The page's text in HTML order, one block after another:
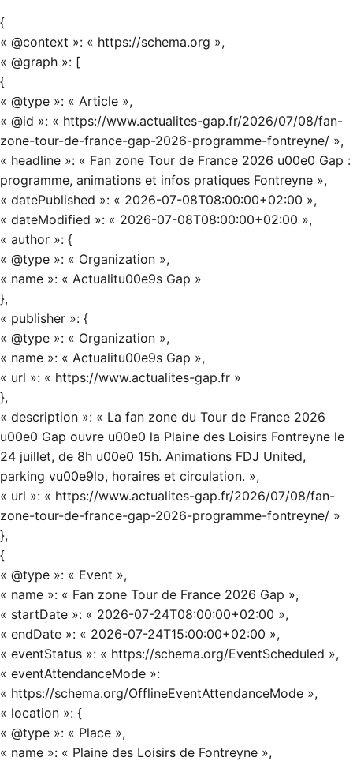
{
« @context »: « https://schema.org »,
« @graph »: [
{
« @type »: « Article »,
« @id »: « https://www.actualites-gap.fr/2026/07/08/fan-
zone-tour-de-france-gap-2026-programme-fontreyne/ »,
« headline »: « Fan zone Tour de France 2026 u00e0 Gap :
programme, animations et infos pratiques Fontreyne »,
« datePublished »: « 2026-07-08T08:00:00+02:00 »,
« dateModified »: « 2026-07-08T08:00:00+02:00 »,
« author »: {
« @type »: « Organization »,
« name »: « Actualitu00e9s Gap »
},
« publisher »: {
« @type »: « Organization »,
« name »: « Actualitu00e9s Gap »,
« url »: « https://www.actualites-gap.fr »
},
« description »: « La fan zone du Tour de France 2026
u00e0 Gap ouvre u00e0 la Plaine des Loisirs Fontreyne le
24 juillet, de 8h u00e0 15h. Animations FDJ United,
parking vu00e9lo, horaires et circulation. »,
« url »: « https://www.actualites-gap.fr/2026/07/08/fan-
zone-tour-de-france-gap-2026-programme-fontreyne/ »
},
{
« @type »: « Event »,
« name »: « Fan zone Tour de France 2026 Gap »,
« startDate »: « 2026-07-24T08:00:00+02:00 »,
« endDate »: « 2026-07-24T15:00:00+02:00 »,
« eventStatus »: « https://schema.org/EventScheduled »,
« eventAttendanceMode »:
« https://schema.org/OfflineEventAttendanceMode »,
« location »: {
« @type »: « Place »,
« name »: « Plaine des Loisirs de Fontreyne »,